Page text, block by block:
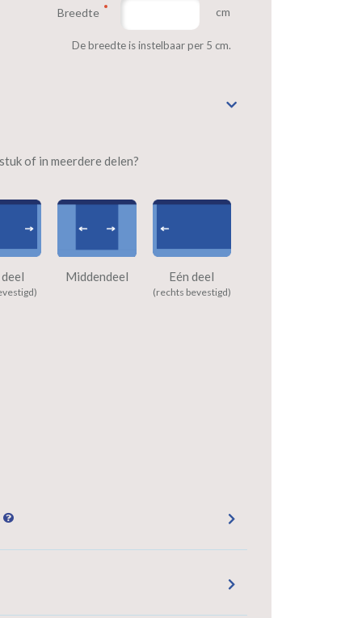
Breedte cm
De breedte is instelbaar per 5 cm.
of in meerdere delen?
Middendeel Eén deel
(rechts bevestigd)